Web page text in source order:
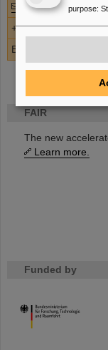
FAIR
The new
Learn more.
Funded by
HMWK
Bettina Sommer
+49-6159-71-3223
BK1 2.012
purpose: